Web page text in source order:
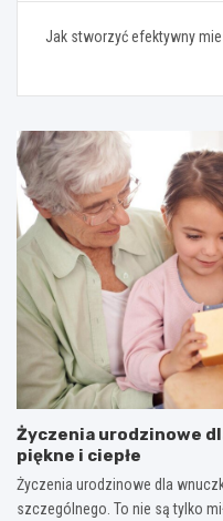
Jak stworzyć efektywny
Życzenia urodzinowe
piękne i ciepłe
Życzenia urodzinowe dla
szczególnego. To nie są tylko